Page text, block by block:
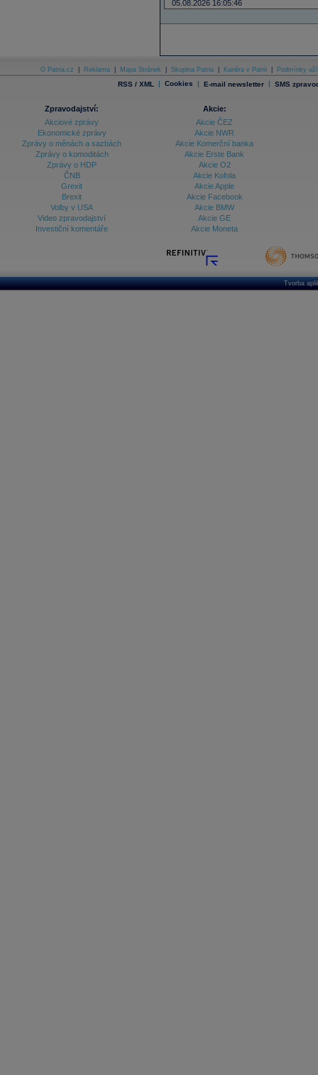
05.08.2026 16:05:46
O Patria.cz Reklama Mapa Stránek Skupina Patria Kariéra v Patrii Podmínky
RSS / XML | Cookies | E-mail newsletter | SMS
Zpravodajství:
Akciové zprávy
Ekonomické zprávy
Zprávy o měnách a sazbách
Zprávy o komoditách
Zprávy o HDP
ČNB
Grexit
Brexit
Volby v USA
Video zpravodajství
Investiční komentáře
Akcie:
Akcie ČEZ
Akcie NWR
Akcie Komerční banka
Akcie Erste Bank
Akcie O2
Akcie Kofola
Akcie Apple
Akcie Facebook
Akcie BMW
Akcie GE
Akcie Moneta
Tvorba